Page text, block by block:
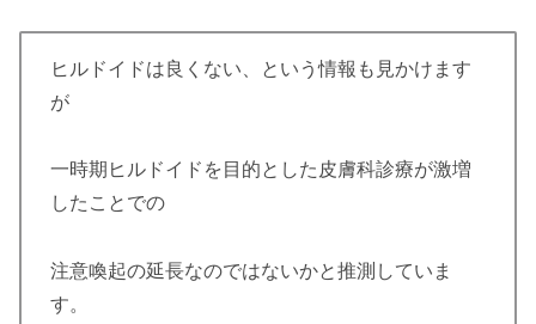
ヒルドイドは良くない、という情報も見かけます
が
一時期ヒルドイドを目的とした皮膚科診療が激増
したことでの
注意喚起の延長なのではないかと推測していま
す。